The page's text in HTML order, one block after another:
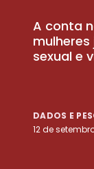
A conta
sexual e
DADOS E
12 de